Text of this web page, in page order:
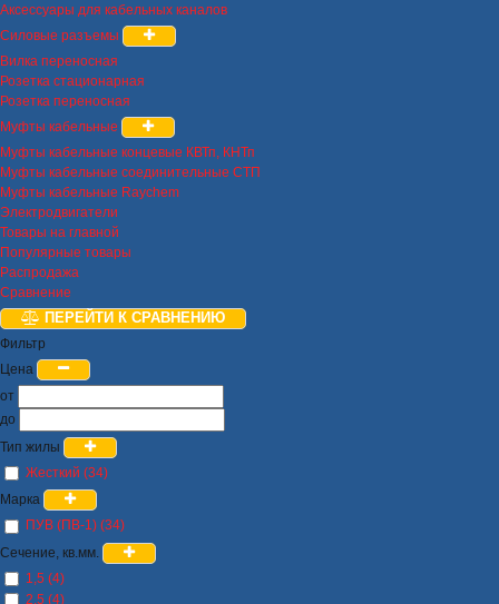
Аксессуары для кабельных каналов
Силовые разъемы
Вилка переносная
Розетка стационарная
Розетка переносная
Муфты кабельные
Муфты кабельные концевые КВТп, КНТп
Муфты кабельные соединительные СТП
Муфты кабельные Raychem
Электродвигатели
Товары на главной
Популярные товары
Распродажа
Сравнение
ПЕРЕЙТИ К СРАВНЕНИЮ
Фильтр
Цена
от
до
Тип жилы
Жесткий (34)
Марка
ПУВ (ПВ-1) (34)
Сечение, кв.мм.
1,5 (4)
2,5 (4)